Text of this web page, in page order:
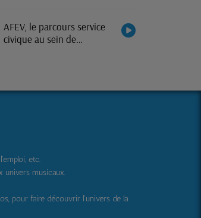
AFEV, le parcours service
civique au sein de
etc.
univers musicaux.
pour faire découvrir l'univers de la